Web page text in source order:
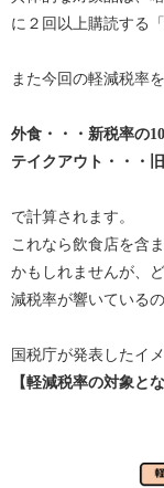
に２回以上購読する
また今回の軽減税率
外食・・・新税率の
テイクアウト・・・
で計算されます。
これなら飲食店を含
かもしれませんが、
減税率が響いているの
国税庁が発表したイ
【軽減税率の対象と